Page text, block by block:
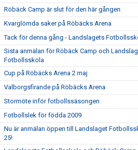
Röbäck Camp är slut för den här gången
Kvarglömda saker på Röbäcks Arena
Tack för denna gång - Landslagets
Sista anmälan för Röbäck Camp och
Fotbollsskola
Cup på Röbäcks Arena 2 maj
Valborgsfirande på Röbäcks Arena
Stormöte inför fotbollssäsongen
Fotbollslek för födda 2009
Nu är anmälan öppen till Landslaget
25!